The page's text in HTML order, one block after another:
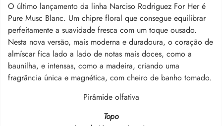
O último lançamento da linha Narciso Rodriguez For Her é
Pure Musc Blanc. Um chipre floral que consegue equilibrar
perfeitamente a suavidade fresca com um toque ousado.
Nesta nova versão, mais moderna e duradoura, o coração de
almíscar fica lado a lado de notas mais doces, como a
baunilha, e intensas, como a madeira, criando uma
fragrância única e magnética, com cheiro de banho tomado.
Pirâmide olfativa
Topo